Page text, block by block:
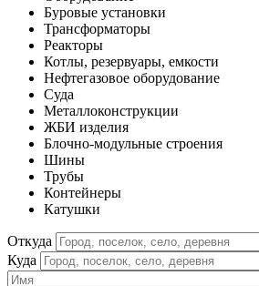
Буровые установки
Трансформаторы
Реакторы
Котлы, резервуары, емкости
Нефтегазовое оборудование
Cуда
Металлоконструкции
ЖБИ изделия
Блочно-модульные строения
Шины
Трубы
Контейнеры
Катушки
Откуда
Куда